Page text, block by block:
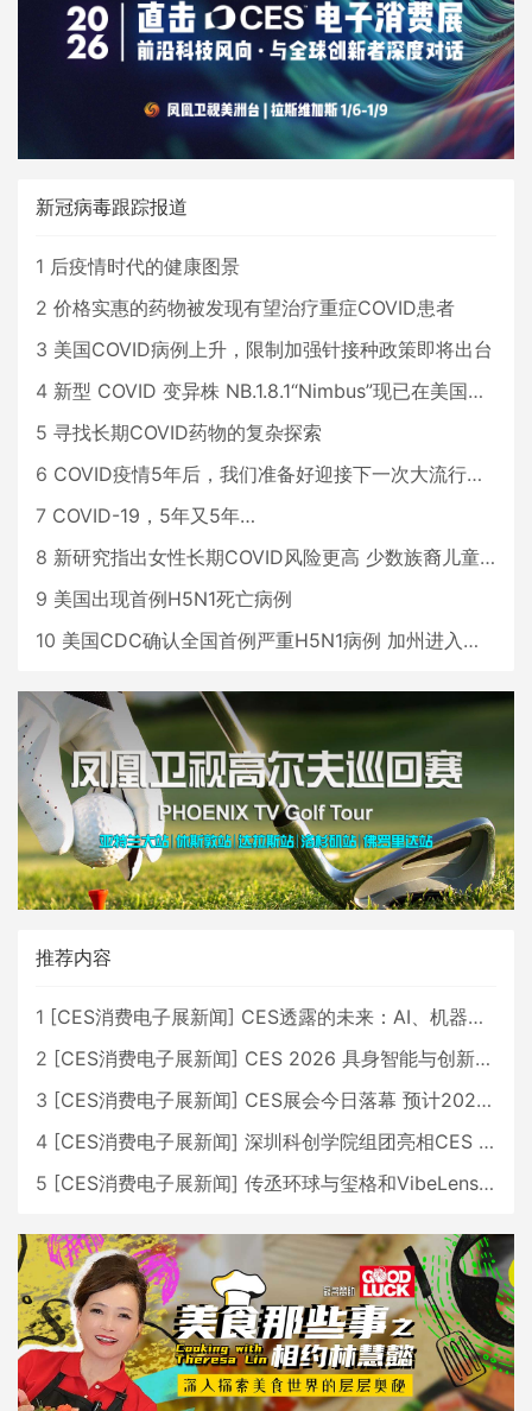
新冠病毒跟踪报道
1 后疫情时代的健康图景
2 价格实惠的药物被发现有望治疗重症COVID患者
3 美国COVID病例上升，限制加强针接种政策即将出台
4 新型 COVID 变异株 NB.1.8.1“Nimbus”现已在美国占据主导地位
5 寻找长期COVID药物的复杂探索
6 COVID疫情5年后，我们准备好迎接下一次大流行了吗？
7 COVID-19，5年又5年…
8 新研究指出女性长期COVID风险更高 少数族裔儿童存在差异
9 美国出现首例H5N1死亡病例
10 美国CDC确认全国首例严重H5N1病例 加州进入紧急状态
推荐内容
1 [CES消费电子展新闻] CES透露的未来：AI、机器人与智能生活大爆发
2 [CES消费电子展新闻] CES 2026 具身智能与创新领域 中国公司大放异彩
3 [CES消费电子展新闻] CES展会今日落幕 预计2026行业收入将超五千亿美元
4 [CES消费电子展新闻] 深圳科创学院组团亮相CES 广受好评
5 [CES消费电子展新闻] 传丞环球与玺格和VibeLens共同推出全新耳机